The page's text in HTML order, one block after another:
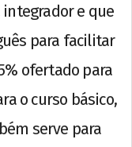
e que
para facilitar
ofertado para
o curso básico,
serve para